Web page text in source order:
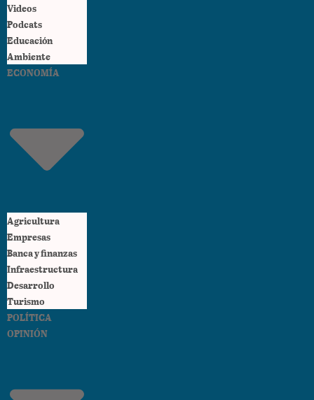
Videos
Podcats
Educación
Ambiente
ECONOMÍA
Agricultura
Empresas
Banca y finanzas
Infraestructura
Desarrollo
Turismo
POLÍTICA
OPINIÓN